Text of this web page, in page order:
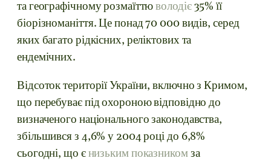
та географічному розмаїттюволодіє35% її
біорізноманіття. Це понад 70 000 видів, серед
яких багато рідкісних, реліктових та
ендемічних.
Відсоток території України, включно з Кримом,
що перебуває під охороною відповідно до
визначеного національного законодавства,
збільшився з 4,6% у 2004 році до 6,8%
сьогодні, що є низьким показникомза